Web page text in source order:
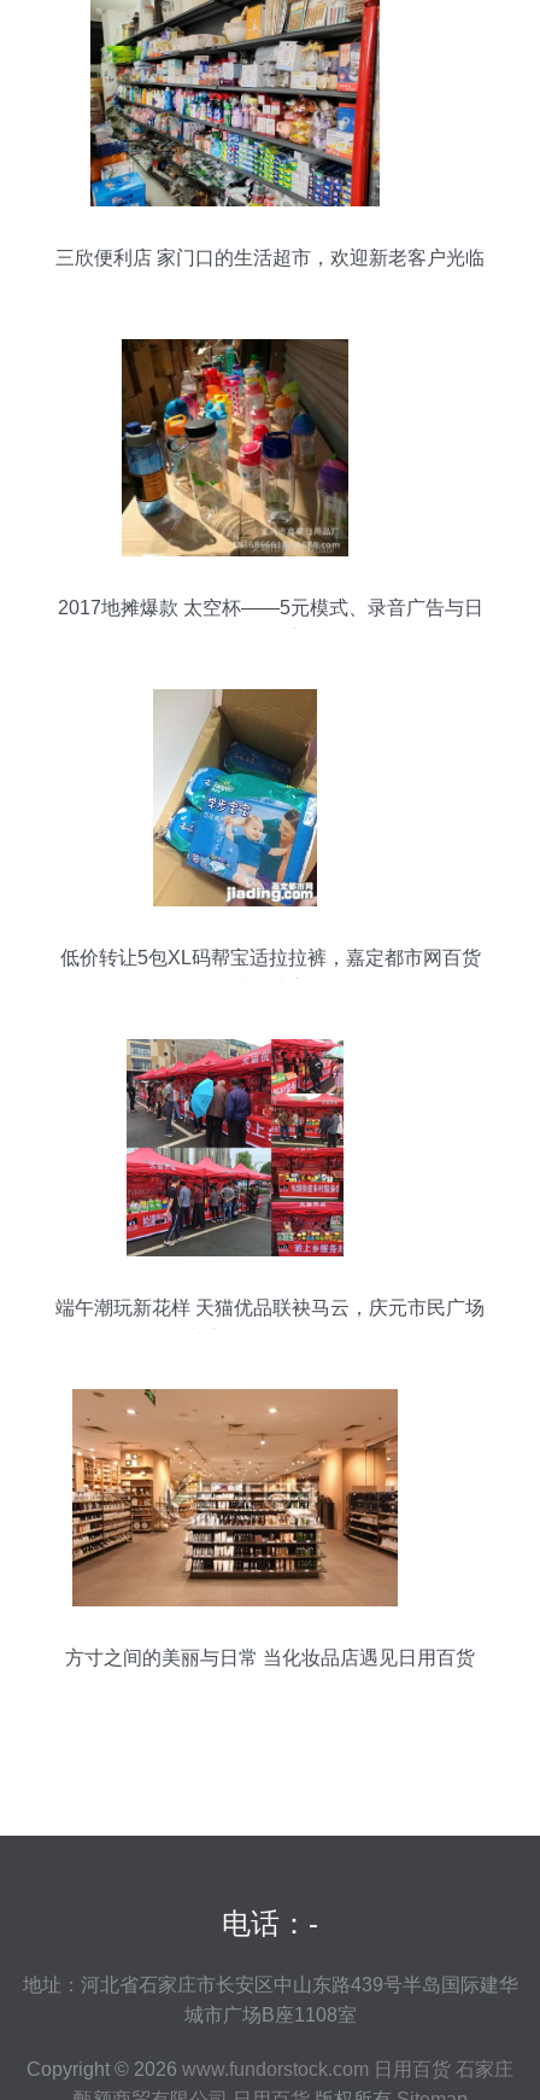
三欣便利店 家门口的生活超市，欢迎新老客户光临
2017地摊爆款 太空杯——5元模式、录音广告与日
低价转让5包XL码帮宝适拉拉裤，嘉定都市网百货
端午潮玩新花样 天猫优品联袂马云，庆元市民广场
方寸之间的美丽与日常 当化妆品店遇见日用百货
电话：-
地址：河北省石家庄市长安区中山东路439号半岛国际建华
城市广场B座1108室
Copyright © 2026 www.fundorstock.com 日用百货 石家庄